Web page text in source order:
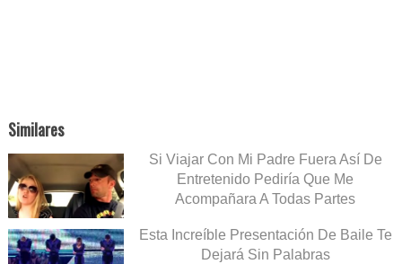
Similares
Si Viajar Con Mi Padre Fuera Así De
Entretenido Pediría Que Me
Acompañara A Todas Partes
Esta Increíble Presentación De Baile Te
Dejará Sin Palabras